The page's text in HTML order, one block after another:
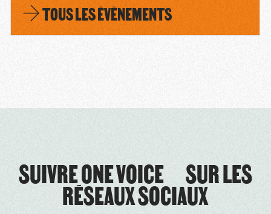
TOUS LES ÉVÈNEMENTS
SUIVRE ONE VOICE SUR LES
RÉSEAUX SOCIAUX